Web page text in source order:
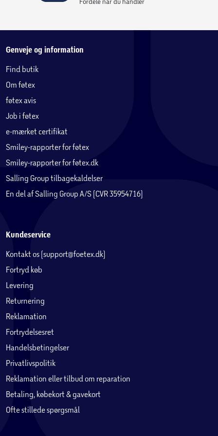
Genveje og information
Find butik
Om føtex
føtex avis
Job i føtex
e-mærket certifikat
Smiley-rapporter for føtex
Smiley-rapporter for føtex.dk
Salling Group tilbagekaldelser
En del af Salling Group A/S (CVR 35954716)
Kundeservice
Kontakt os (support@foetex.dk)
Fortryd køb
Levering
Returnering
Reklamation
Fortrydelsesret
Handelsbetingelser
Privatlivspolitik
Reklamation eller tilbud om reparation
Betaling, købekort & gavekort
Ofte stillede spørgsmål